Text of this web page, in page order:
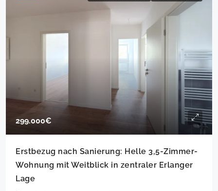
299.000€
Erstbezug nach Sanierung: Helle 3,5-Zimmer-
Wohnung mit Weitblick in zentraler Erlanger
Lage